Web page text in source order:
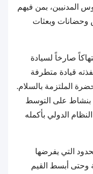
المدنيين، بمن فيهم
وبعثات
صارخاً لسيادة
قيادة متطرفة
الملتزمة بالسلام.
بنشاط على التوسط
الدولي بأكمله
التي يفرضها
وحتى أبسط القيم